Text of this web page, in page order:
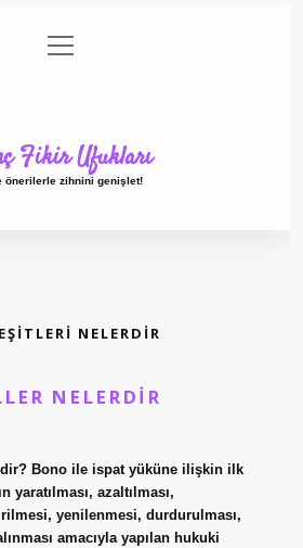
Gizlilik Politikası
menüyü
aç
Fikir Ufukları
önerilerle zihnini genişlet!
NELERDIR
NELERDIR
Bono ile ispat yüküne ilişkin ilk
yaratılması, azaltılması,
yenilenmesi, durdurulması,
amacıyla yapılan hukuki